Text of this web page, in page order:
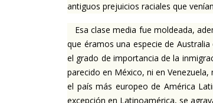
antiguos prejuicios raciales que
Esa clase media fue moldeada,
que éramos una especie de
el grado de importancia de la
parecido en México, ni en
el país más europeo de América
excepción en Latinoamérica, se